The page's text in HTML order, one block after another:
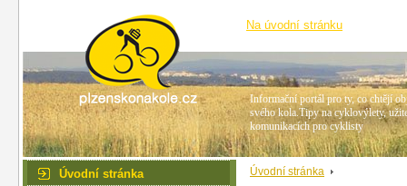
Na úvodní stránku
Informační portál pro ty, co chtějí
svého kola.Tipy na cyklovýlety,
komunikacích pro cyklisty
Úvodní stránka
Úvodní stránka